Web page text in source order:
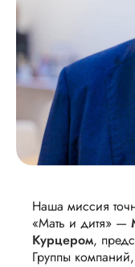
Наша миссия
«Мать и дитя» —
Курцером,
Группы